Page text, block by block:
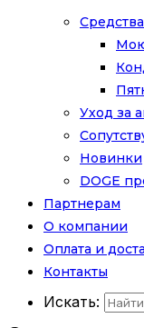
Уход за
Новинки
DOGE
Партнерам
О компании
Оплата и
Контакты
Искать: